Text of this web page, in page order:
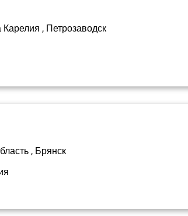
Карелия , Петрозаводск
, Брянск